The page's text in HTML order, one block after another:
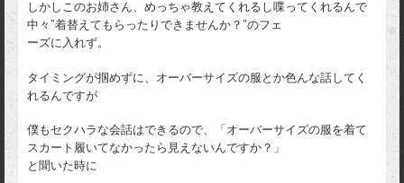
しかしこのお姉さん、めっちゃ教えてくれるし喋ってくれるんで
中々”着替えてもらったりできませんか？”のフェ
ーズに入れず。
タイミングが掴めずに、オーバーサイズの服とか色んな話してく
れるんですが
僕もセクハラな会話はできるので、「オーバーサイズの服を着て
スカート履いてなかったら見えないんですか？」
と聞いた時に